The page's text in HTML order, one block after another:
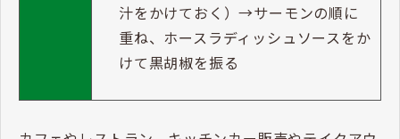
汁をかけておく）→サーモンの順に
重ね、ホースラディッシュソースをか
けて黒胡椒を振る